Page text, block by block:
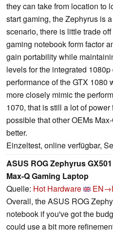
they can take from location to
start gaming, the Zephyrus is
scenario, there is little trade
gaming notebook form factor
gain portability while
levels for the integrated
performance of the GTX 1080
more closely mimic the
1070, that is still a lot of
possible that other OEMs
better.
Einzeltest, online verfügbar,
ASUS ROG Zephyrus
Max-Q Gaming Laptop
Quelle: Hot Hardware
Overall, the ASUS ROG
notebook if you've got the
could use a bit more